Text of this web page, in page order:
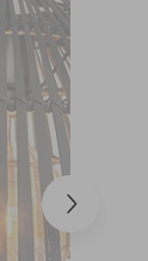
Neste
produkt